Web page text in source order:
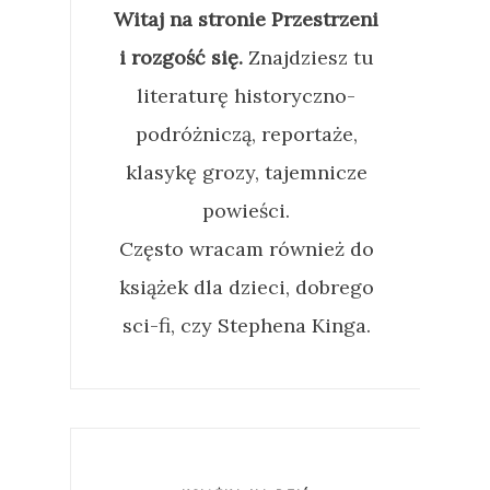
Witaj na stronie Przestrzeni
i rozgość się. Znajdziesz tu
literaturę historyczno-
podróżniczą, reportaże,
klasykę grozy, tajemnicze
powieści.
Często wracam również do
książek dla dzieci, dobrego
sci-fi, czy Stephena Kinga.